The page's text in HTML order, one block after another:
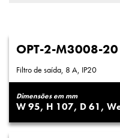
OPT-2-M3008-20
Filtro de saída, 8 A, IP20
Dimensões em mm
95 107 61